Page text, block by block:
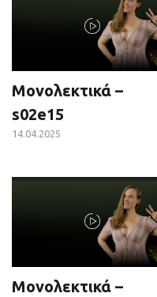
Μονολεκτικά –
s02e15
14.04.2025
Μονολεκτικά –